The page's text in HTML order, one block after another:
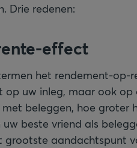
Drie redenen:
effect
het rendement-op-
uw inleg, maar ook op
beleggen, hoe groter
beste vriend als
aandachtspunt